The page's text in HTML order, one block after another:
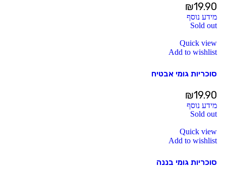
₪19.90
מידע נוסף
Sold out
Quick view
Add to wishlist
סוכריות גומי אבטיח
₪19.90
מידע נוסף
Sold out
Quick view
Add to wishlist
סוכריות גומי בננה